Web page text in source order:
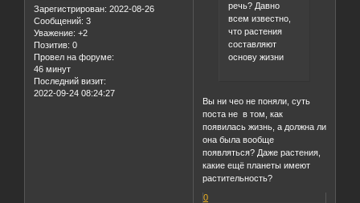
Зарегистрирован: 2022-08-26
Сообщений: 3
Уважение: +2
Позитив: 0
Провел на форуме:
46 минут
Последний визит:
2022-09-24 08:24:27
речь? Давно
всем известно,
что растения
составляют
основу жизни
Вы ни чео не поняли, суть
поста не в том, как
появилась жизнь, а должна ли
она была вообще
появляться? Даже растения,
какие ещё планеты имеют
растительность?
0